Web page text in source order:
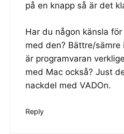
på en knapp så är det
Har du någon känsla
med den? Bättre/sämre
är programvaran
med Mac också? Just
nackdel med VADOn.
Reply